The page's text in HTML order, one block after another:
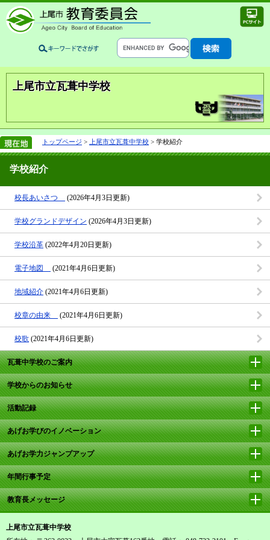
上尾市立瓦葺中学校
トップページ > 上尾市立瓦葺中学校 > 学校紹介
学校紹介
校長あいさつ (2026年4月3日更新)
学校グランドデザイン (2026年4月3日更新)
学校沿革 (2022年4月20日更新)
電子地図 (2021年4月6日更新)
地域紹介 (2021年4月6日更新)
校章の由来 (2021年4月6日更新)
校歌 (2021年4月6日更新)
瓦葺中学校のご案内
学校からのお知らせ
活動記録
あげお学びのイノベーション
あげお学力ジャンプアップ
年間行事予定
教育長メッセージ
上尾市立瓦葺中学校